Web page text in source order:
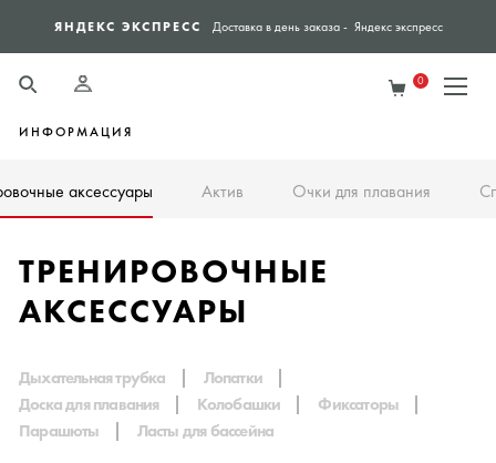
ЯНДЕКС ЭКСПРЕСС Доставка в день заказа - Яндекс экспресс
0
ИНФОРМАЦИЯ
аксессуары Актив Очки для плавания
ТРЕНИРОВОЧНЫЕ
АКСЕССУАРЫ
Дыхательная трубка
Лопатки
Доска для плавания
Колобашки
Фиксаторы
Парашюты
Ласты для бассейна